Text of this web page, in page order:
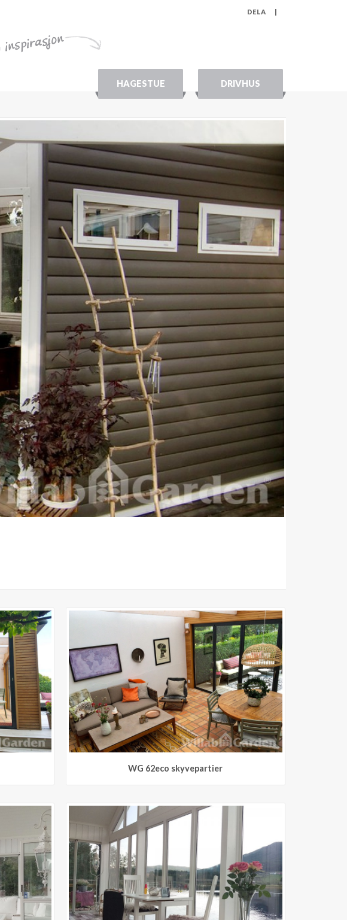
DELA |
HAGESTUE DRIVHUS
WG 62eco skyvepartier